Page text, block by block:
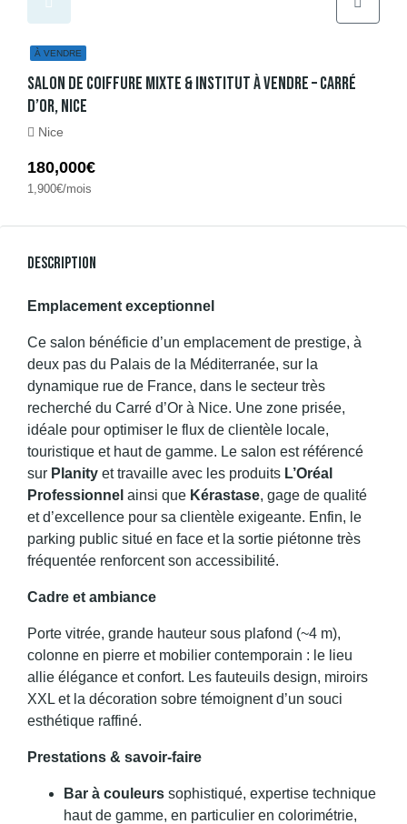
À VENDRE
Salon De Coiffure Mixte & Institut À Vendre – Carré
D’Or, Nice
Nice
180,000€
1,900€/mois
Description
Emplacement exceptionnel
Ce salon bénéficie d’un emplacement de prestige, à
deux pas du Palais de la Méditerranée, sur la
dynamique rue de France, dans le secteur très
recherché du Carré d’Or à Nice. Une zone prisée,
idéale pour optimiser le flux de clientèle locale,
touristique et haut de gamme. Le salon est référencé
sur Planity et travaille avec les produits L’Oréal
Professionnel ainsi que Kérastase, gage de qualité
et d’excellence pour sa clientèle exigeante. Enfin, le
parking public situé en face et la sortie piétonne très
fréquentée renforcent son accessibilité.
Cadre et ambiance
Porte vitrée, grande hauteur sous plafond (~4 m),
colonne en pierre et mobilier contemporain : le lieu
allie élégance et confort. Les fauteuils design, miroirs
XXL et la décoration sobre témoignent d’un souci
esthétique raffiné.
Prestations & savoir-faire
Bar à couleurs sophistiqué, expertise technique
haut de gamme, en particulier en colorimétrie,